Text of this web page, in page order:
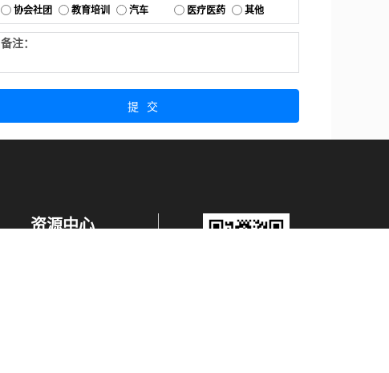
协会社团
教育培训 汽车 医疗医药 其他
备注：
提交
资源中心